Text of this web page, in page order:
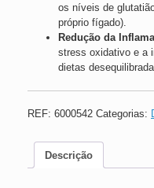
os níveis de
próprio fígado).
Redução da
stress oxidativo e a
dietas
REF: 6000542 Categorias:
Descrição